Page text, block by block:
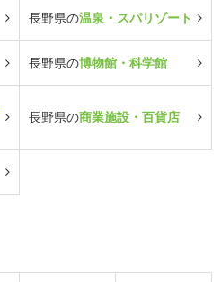
長野県の温泉・スパリゾート
長野県の博物館・科学館
長野県の商業施設・百貨店